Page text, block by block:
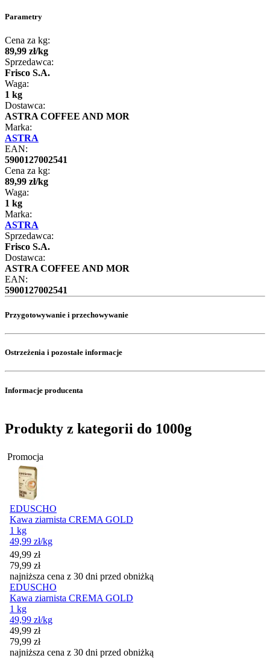
Parametry
Cena za kg:
89,99 zł/kg
Sprzedawca:
Frisco S.A.
Waga:
1 kg
Dostawca:
ASTRA COFFEE AND MOR
Marka:
ASTRA
EAN:
5900127002541
Cena za kg:
89,99 zł/kg
Waga:
1 kg
Marka:
ASTRA
Sprzedawca:
Frisco S.A.
Dostawca:
ASTRA COFFEE AND MOR
EAN:
5900127002541
Przygotowywanie i przechowywanie
Ostrzeżenia i pozostałe informacje
Informacje producenta
Produkty z kategorii do 1000g
Promocja
EDUSCHO
Kawa ziarnista CREMA GOLD
1 kg
49,99 zł/kg
Cena promocyjna
49,99 zł
79,99 zł
najniższa cena z 30 dni przed obniżką
EDUSCHO
Kawa ziarnista CREMA GOLD
1 kg
49,99 zł/kg
Cena promocyjna
49,99 zł
79,99 zł
najniższa cena z 30 dni przed obniżką